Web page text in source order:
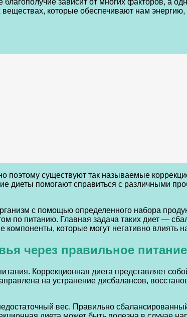
которые обеспечивают нам
поэтому существуют так называемые
диеты помогают справиться с различными
с помощью определенного набора
по питанию. Главная задача таких диет —
которые могут негативно влиять
через правильное питание
Коррекционная диета представляет
на устранение дисбалансов,
вес. Правильно